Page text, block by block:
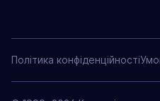
Політика конфіденційності